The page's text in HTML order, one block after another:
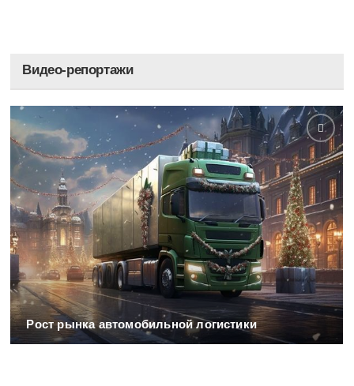
Видео-репортажи
Рост рынка автомобильной логистики